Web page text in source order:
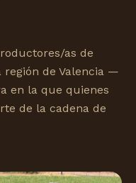
as de
de Valencia —
en la que quienes
de la cadena de